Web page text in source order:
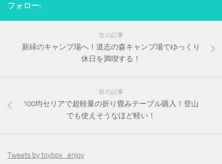
フォロー:
次の記事
新緑のキャンプ場へ！道志の森キャンプ場でゆっくり
休日を満喫する！
前の記事
100均セリアで超軽量の折り畳みテーブル購入！登山
でも使えそうなほど軽い！
Tweets by toybox_enjoy